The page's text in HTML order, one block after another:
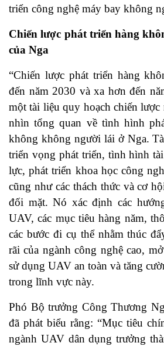
triển công nghệ máy bay không
Chiến lược phát triển hàng
của Nga
“Chiến lược phát triển hàng
đến năm 2030 và xa hơn đến
một tài liệu quy hoạch chiến lược
nhìn tổng quan về tình hình
không không người lái ở Nga.
triển vọng phát triển, tình hình
lực, phát triển khoa học công
cũng như các thách thức và cơ
đối mặt. Nó xác định các
UAV, các mục tiêu hàng năm,
các bước đi cụ thể nhằm thúc
rãi của ngành công nghệ cao,
sử dụng UAV an toàn và tăng
trong lĩnh vực này.
Phó Bộ trưởng Công Thương
đã phát biểu rằng: “Mục tiêu
ngành UAV dân dụng trưởng